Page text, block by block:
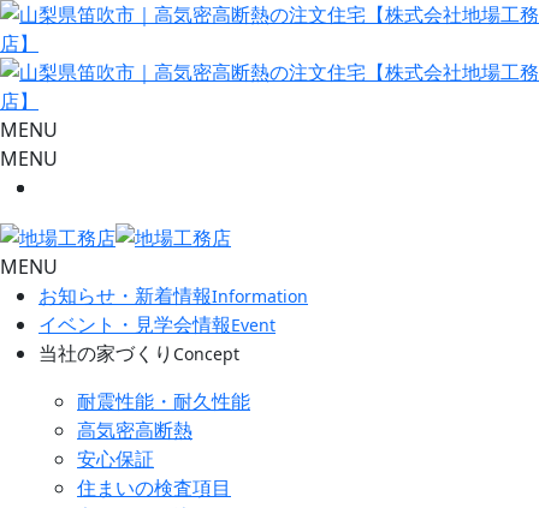
MENU
MENU
MENU
お知らせ・新着情報Information
イベント・見学会情報Event
当社の家づくり Concept
耐震性能・耐久性能
高気密高断熱
安心保証
住まいの検査項目